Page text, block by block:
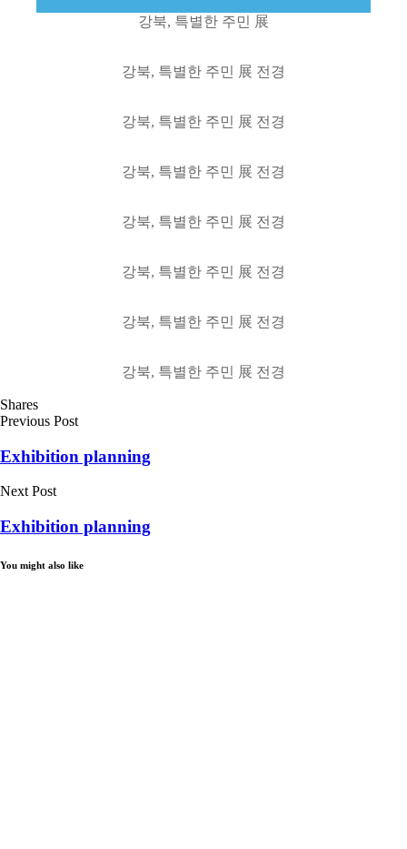
강북, 특별한 주민 展
강북, 특별한 주민 展 전경
강북, 특별한 주민 展 전경
강북, 특별한 주민 展 전경
강북, 특별한 주민 展 전경
강북, 특별한 주민 展 전경
강북, 특별한 주민 展 전경
강북, 특별한 주민 展 전경
Shares
Previous Post
Exhibition planning
Next Post
Exhibition planning
You might also like